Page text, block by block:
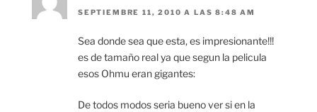
SEPTIEMBRE 11, 2010 A LAS 8:48 AM
Sea donde sea que esta, es impresionante!!!
es de tamaño real ya que segun la pelicula
esos Ohmu eran gigantes:
De todos modos seria bueno ver si en la